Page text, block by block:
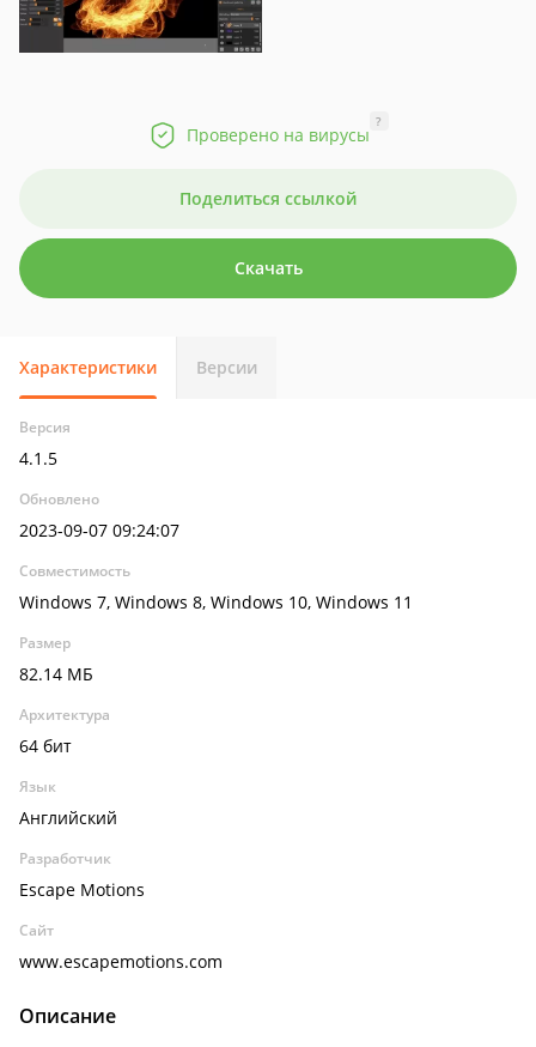
Проверено на вирусы
?
Поделиться ссылкой
Скачать
Характеристики Версии
Версия
4.1.5
Обновлено
2023-09-07 09:24:07
Совместимость
Windows 7, Windows 8, Windows 10, Windows 11
Размер
82.14 МБ
Архитектура
64 бит
Язык
Английский
Разработчик
Escape Motions
Сайт
www.escapemotions.com
Описание